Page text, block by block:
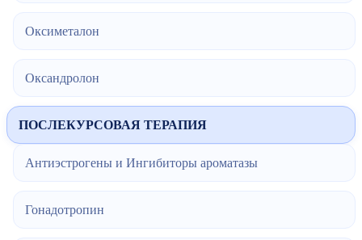
Оксиметалон
Оксандролон
ПОСЛЕКУРСОВАЯ ТЕРАПИЯ
Антиэстрогены и Ингибиторы ароматазы
Гонадотропин